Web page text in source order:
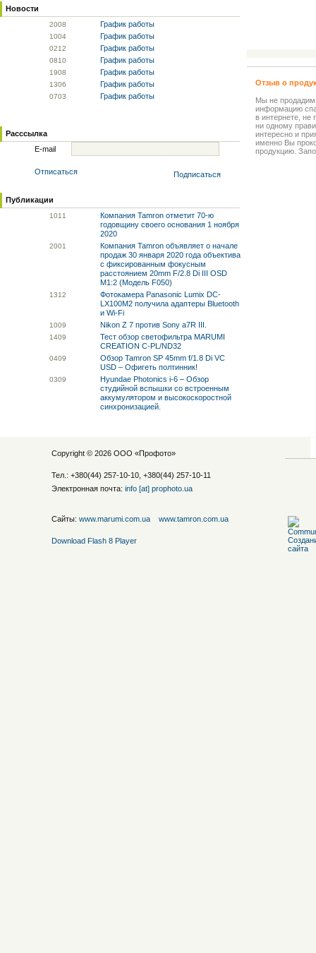
Новости
2008 График работы
1004 График работы
0212 График работы
0810 График работы
1908 График работы
1306 График работы
0703 График работы
Расссылка
E-mail
Отписаться Подписаться
Публикации
1011
Компания Tamron отметит 70-ю
годовщину своего основания 1 ноября
2020
2001
Компания Tamron объявляет о начале
продаж 30 января 2020 года объектива
с фиксированным фокусным
расстоянием 20mm F/2.8 Di III OSD
M1:2 (Модель F050)
1312
Фотокамера Panasonic Lumix DC-
LX100M2 получила адаптеры Bluetooth
и Wi-Fi
1009 Nikon Z 7 против Sony a7R III.
1409
Тест обзор светофильтра MARUMI
CREATION C-PL/ND32
0409
Обзор Tamron SP 45mm f/1.8 Di VC
USD – Офигеть полтинник!
0309
Hyundae Photonics i-6 – Обзор
студийной вспышки со встроенным
аккумулятором и высокоскоростной
синхронизацией.
Отзыв о
Мы не
информацию
в интернете, не
ни одному
интересно и
именно Вы
продукцию.
Copyright © 2026 ООО «Профото»
Тел.: +380(44) 257-10-10, +380(44) 257-10-11
Электронная почта: info [at] prophoto.ua
Сайты: www.marumi.com.ua www.tamron.com.ua
Download Flash 8 Player